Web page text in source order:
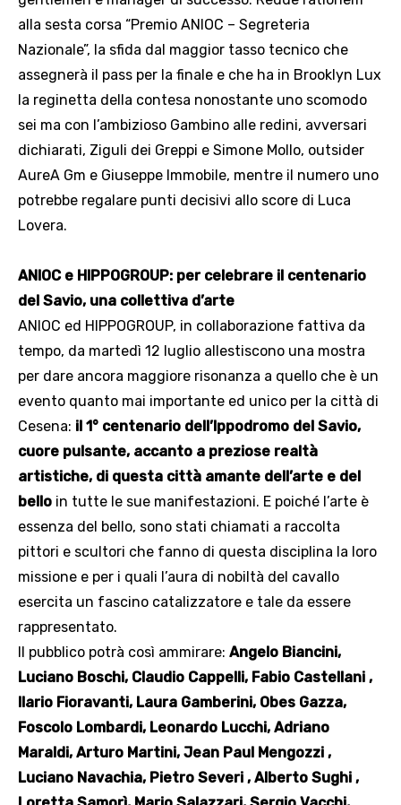
alla sesta corsa “Premio ANIOC – Segreteria
Nazionale”, la sfida dal maggior tasso tecnico che
assegnerà il pass per la finale e che ha in Brooklyn Lux
la reginetta della contesa nonostante uno scomodo
sei ma con l’ambizioso Gambino alle redini, avversari
dichiarati, Ziguli dei Greppi e Simone Mollo, outsider
AureA Gm e Giuseppe Immobile, mentre il numero uno
potrebbe regalare punti decisivi allo score di Luca
Lovera.
ANIOC e HIPPOGROUP: per celebrare il centenario
del Savio, una collettiva d’arte
ANIOC ed HIPPOGROUP, in collaborazione fattiva da
tempo, da martedì 12 luglio allestiscono una mostra
per dare ancora maggiore risonanza a quello che è un
evento quanto mai importante ed unico per la città di
Cesena: il 1° centenario dell’Ippodromo del Savio,
cuore pulsante, accanto a preziose realtà
artistiche, di questa città amante dell’arte e del
bello in tutte le sue manifestazioni. E poiché l’arte è
essenza del bello, sono stati chiamati a raccolta
pittori e scultori che fanno di questa disciplina la loro
missione e per i quali l’aura di nobiltà del cavallo
esercita un fascino catalizzatore e tale da essere
rappresentato.
Il pubblico potrà così ammirare: Angelo Biancini,
Luciano Boschi, Claudio Cappelli, Fabio Castellani ,
Ilario Fioravanti, Laura Gamberini, Obes Gazza,
Foscolo Lombardi, Leonardo Lucchi, Adriano
Maraldi, Arturo Martini, Jean Paul Mengozzi ,
Luciano Navachia, Pietro Severi , Alberto Sughi ,